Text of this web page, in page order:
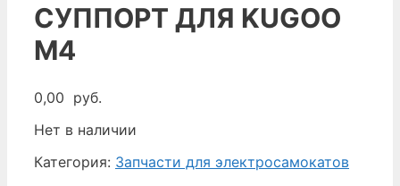
СУППОРТ ДЛЯ KUGOO
M4
0,00 руб.
Нет в наличии
Категория: Запчасти для электросамокатов